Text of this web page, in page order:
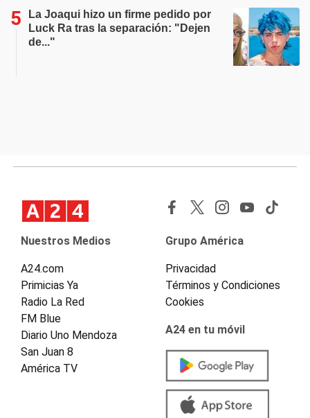
La Joaqui hizo un firme pedido por
Luck Ra tras la separación: "Dejen
de..."
Nuestros Medios
A24.com
Primicias Ya
Radio La Red
FM Blue
Diario Uno Mendoza
San Juan 8
América TV
Grupo América
Privacidad
Términos y Condiciones
Cookies
A24 en tu móvil